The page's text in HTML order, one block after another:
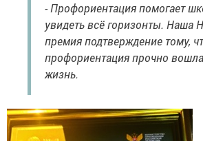
- Профориентация помогает
увидеть всё горизонты. Наша
премия подтверждение тому,
профориентация прочно
жизнь.